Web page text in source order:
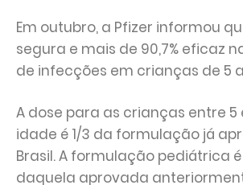
Em outubro, a Pfizer informou
segura e mais de 90,7% eficaz
de infecções em crianças de 5 a
A dose para as crianças entre 5
idade é 1/3 da formulação já
Brasil. A formulação pediátrica
daquela aprovada